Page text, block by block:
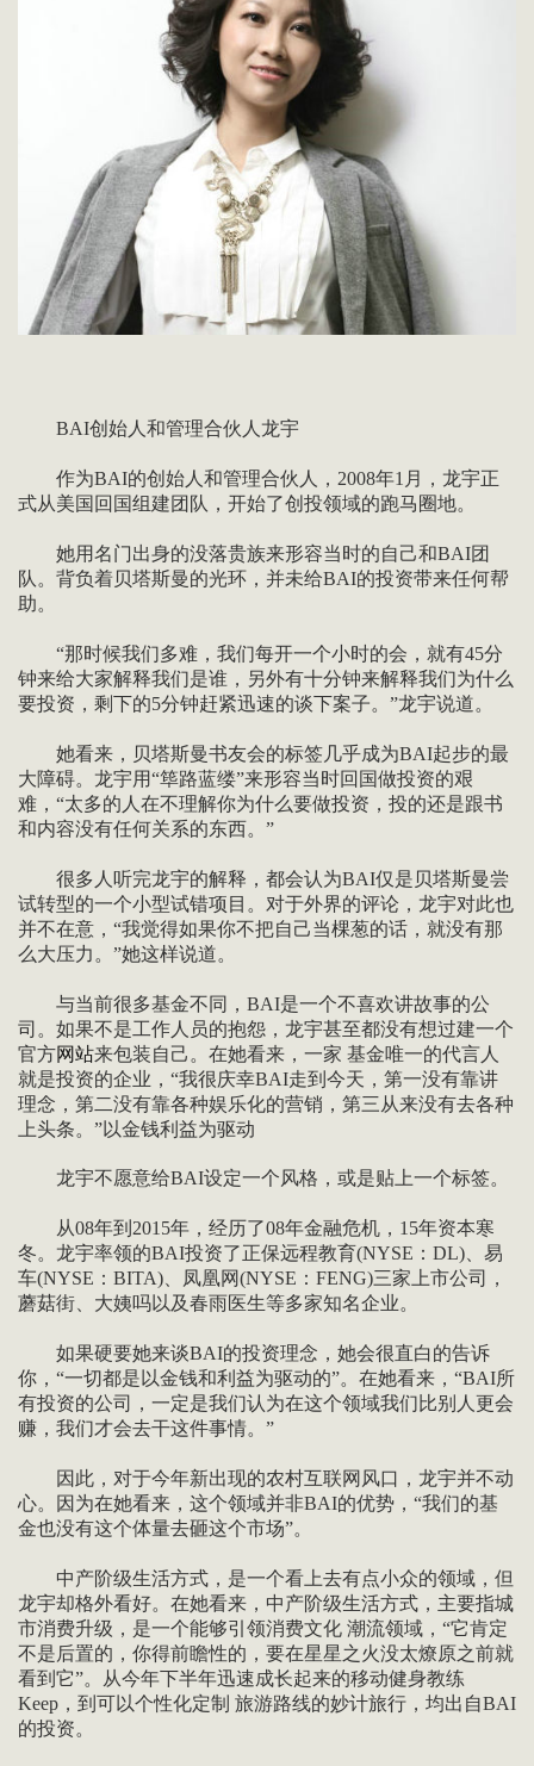
BAI创始人和管理合伙人龙宇
作为BAI的创始人和管理合伙人，2008年1月，龙宇正
式从美国回国组建团队，开始了创投领域的跑马圈地。
她用名门出身的没落贵族来形容当时的自己和BAI团
队。背负着贝塔斯曼的光环，并未给BAI的投资带来任何帮
助。
“那时候我们多难，我们每开一个小时的会，就有45分
钟来给大家解释我们是谁，另外有十分钟来解释我们为什么
要投资，剩下的5分钟赶紧迅速的谈下案子。”龙宇说道。
她看来，贝塔斯曼书友会的标签几乎成为BAI起步的最
大障碍。龙宇用“筚路蓝缕”来形容当时回国做投资的艰
难，“太多的人在不理解你为什么要做投资，投的还是跟书
和内容没有任何关系的东西。”
很多人听完龙宇的解释，都会认为BAI仅是贝塔斯曼尝
试转型的一个小型试错项目。对于外界的评论，龙宇对此也
并不在意，“我觉得如果你不把自己当棵葱的话，就没有那
么大压力。”她这样说道。
与当前很多基金不同，BAI是一个不喜欢讲故事的公
司。如果不是工作人员的抱怨，龙宇甚至都没有想过建一个
官方网站来包装自己。在她看来，一家 基金唯一的代言人
就是投资的企业，“我很庆幸BAI走到今天，第一没有靠讲
理念，第二没有靠各种娱乐化的营销，第三从来没有去各种
上头条。”以金钱利益为驱动
龙宇不愿意给BAI设定一个风格，或是贴上一个标签。
从08年到2015年，经历了08年金融危机，15年资本寒
冬。龙宇率领的BAI投资了正保远程教育(NYSE：DL)、易
车(NYSE：BITA)、凤凰网(NYSE：FENG)三家上市公司，
蘑菇街、大姨吗以及春雨医生等多家知名企业。
如果硬要她来谈BAI的投资理念，她会很直白的告诉
你，“一切都是以金钱和利益为驱动的”。在她看来，“BAI所
有投资的公司，一定是我们认为在这个领域我们比别人更会
赚，我们才会去干这件事情。”
因此，对于今年新出现的农村互联网风口，龙宇并不动
心。因为在她看来，这个领域并非BAI的优势，“我们的基
金也没有这个体量去砸这个市场”。
中产阶级生活方式，是一个看上去有点小众的领域，但
龙宇却格外看好。在她看来，中产阶级生活方式，主要指城
市消费升级，是一个能够引领消费文化 潮流领域，“它肯定
不是后置的，你得前瞻性的，要在星星之火没太燎原之前就
看到它”。从今年下半年迅速成长起来的移动健身教练
Keep，到可以个性化定制 旅游路线的妙计旅行，均出自BAI
的投资。